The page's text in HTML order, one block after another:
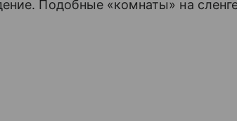
Подобные «комнаты» на